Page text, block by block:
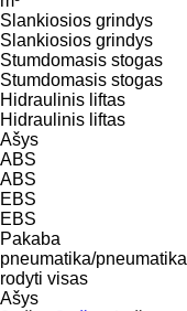
Slankiosios grindys
Slankiosios grindys
Stumdomasis stogas
Stumdomasis stogas
Hidraulinis liftas
Hidraulinis liftas
Ašys
ABS
ABS
EBS
EBS
Pakaba
pneumatika/pneumatika
rodyti visas
Ašys